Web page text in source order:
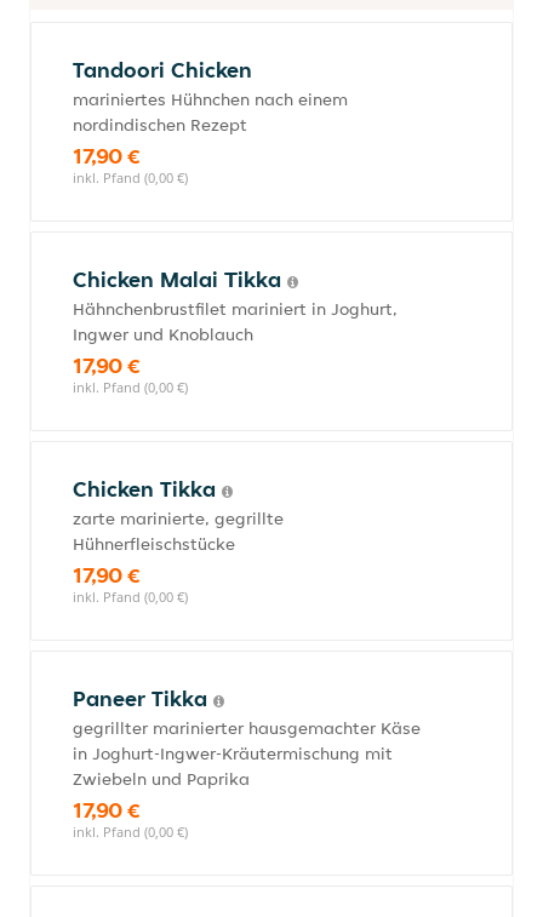
Tandoori Chicken
mariniertes Hühnchen nach einem
nordindischen Rezept
17,90 €
inkl. Pfand (0,00 €)
Chicken Malai Τikka
Hähnchenbrustfilet mariniert in Joghurt,
Ingwer und Knoblauch
17,90 €
inkl. Pfand (0,00 €)
Chicken Tikka
zarte marinierte, gegrillte
Hühnerfleischstücke
17,90 €
inkl. Pfand (0,00 €)
Paneer Tikka
gegrillter marinierter hausgemachter Käse
in Joghurt-Ingwer-Kräutermischung mit
Zwiebeln und Paprika
17,90 €
inkl. Pfand (0,00 €)